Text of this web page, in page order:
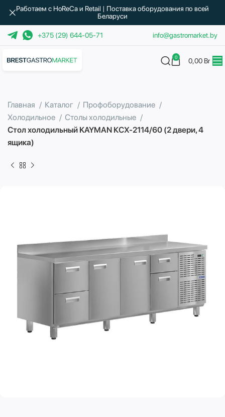
+375 (29) 644-05-71 info@gastromarket.by
0 0,00 Br
Главная Каталог
Профоборудование
Холодильное
Столы холодильные
Стол холодильный KAYMAN КСХ-2114/60 (2 двери, 4
ящика)
Работаем с HoReCa и Retail | Поставка оборудования по всей
Беларуси